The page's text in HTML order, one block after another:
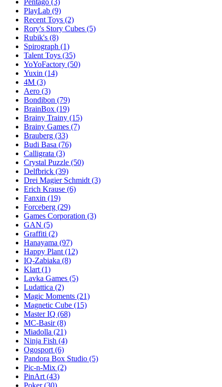
Pentago (3)
PlayLab (9)
Recent Toys (2)
Rory's Story Cubes (5)
Rubik's (8)
Spirograph (1)
Talent Toys (35)
YoYoFactory (50)
Yuxin (14)
4M (3)
Aero (3)
Bondibon (79)
BrainBox (19)
Brainy Trainy (15)
Brainy Games (7)
Brauberg (33)
Budi Basa (76)
Calligrata (3)
Crystal Puzzle (50)
Delfbrick (39)
Drei Magier Schmidt (3)
Erich Krause (6)
Fanxin (19)
Forceberg (29)
Games Corporation (3)
GAN (5)
Graffiti (2)
Hanayama (97)
Happy Plant (12)
IQ-Zabiaka (8)
Klart (1)
Lavka Games (5)
Ludattica (2)
Magic Moments (21)
Magnetic Cube (15)
Master IQ (68)
MC-Basir(8)
Miadolla (21)
Ninja Fish (4)
Ogosport (6)
Pandora Box Studio (5)
Pic-n-Mix (2)
PinArt (43)
Poker(30)